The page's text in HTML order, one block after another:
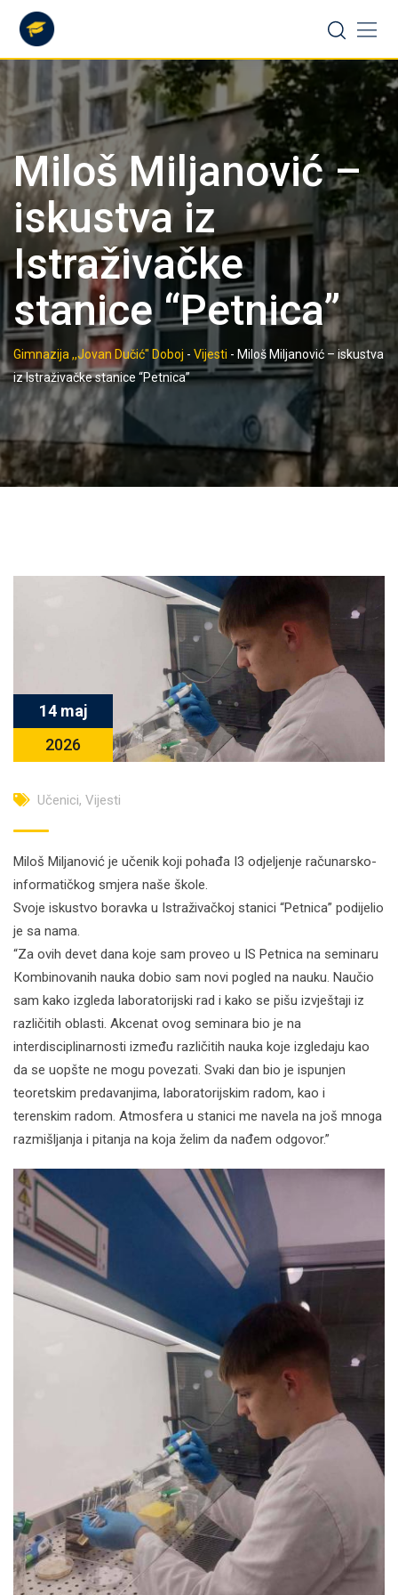
content
Miloš Miljanović –
iskustva iz
Istraživačke
stanice “Petnica”
Gimnazija ,,Jovan Dučić" Doboj - Vijesti - Miloš Miljanović – iskustva
iz Istraživačke stanice “Petnica”
14 maj
2026
Učenici, Vijesti
Miloš Miljanović je učenik koji pohađa I3 odjeljenje računarsko-
informatičkog smjera naše škole.
Svoje iskustvo boravka u Istraživačkoj stanici “Petnica” podijelio
je sa nama.
“Za ovih devet dana koje sam proveo u IS Petnica na seminaru
Кombinovanih nauka dobio sam novi pogled na nauku. Naučio
sam kako izgleda laboratorijski rad i kako se pišu izvještaji iz
različitih oblasti. Akcenat ovog seminara bio je na
interdisciplinarnosti između različitih nauka koje izgledaju kao
da se uopšte ne mogu povezati. Svaki dan bio je ispunjen
teoretskim predavanjima, laboratorijskim radom, kao i
terenskim radom. Atmosfera u stanici me navela na još mnoga
razmišljanja i pitanja na koja želim da nađem odgovor.”